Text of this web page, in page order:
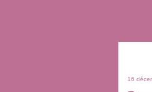
16